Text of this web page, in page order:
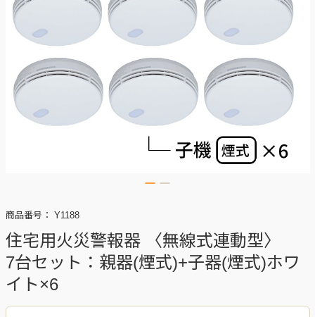
商品番号： Y1188
住宅用火災警報器 〈無線式連動型〉
7台セット：親器(煙式)+子器(煙式)ホワ
イト×6